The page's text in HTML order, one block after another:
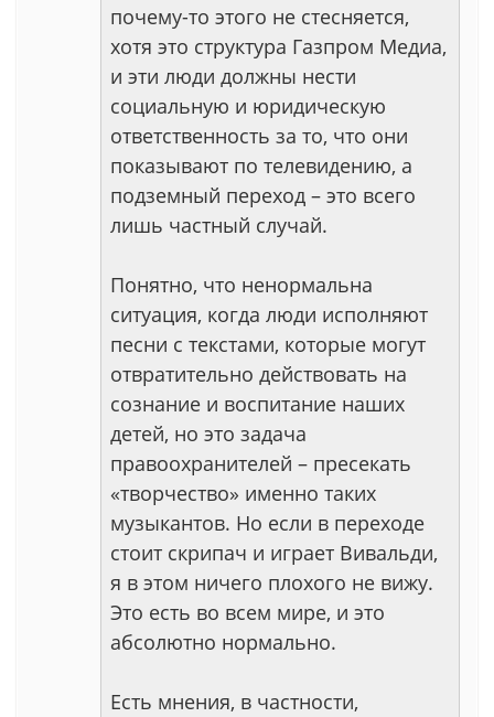
почему-то этого не стесняется,
хотя это структура Газпром Медиа,
и эти люди должны нести
социальную и юридическую
ответственность за то, что они
показывают по телевидению, а
подземный переход – это всего
лишь частный случай.
Понятно, что ненормальна
ситуация, когда люди исполняют
песни с текстами, которые могут
отвратительно действовать на
сознание и воспитание наших
детей, но это задача
правоохранителей – пресекать
«творчество» именно таких
музыкантов. Но если в переходе
стоит скрипач и играет Вивальди,
я в этом ничего плохого не вижу.
Это есть во всем мире, и это
абсолютно нормально.
Есть мнения, в частности,